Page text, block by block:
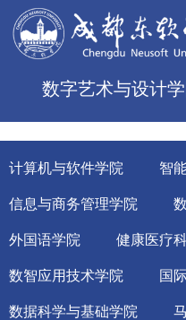
数字艺术与设计
计算机与软件学院 智
信息与商务管理学院
外国语学院 健康医疗
数智应用技术学院 国
数据科学与基础学院